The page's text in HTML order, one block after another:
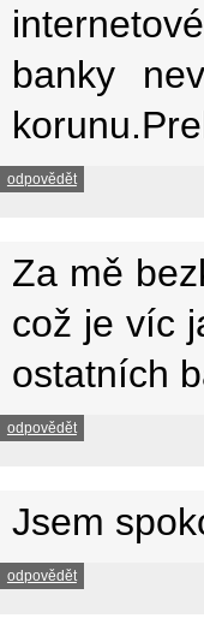
banky
odpovědět
Za mě
což je víc
ostatních
odpovědět
Jsem
odpovědět